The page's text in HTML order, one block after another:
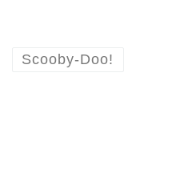
Scooby-Doo!